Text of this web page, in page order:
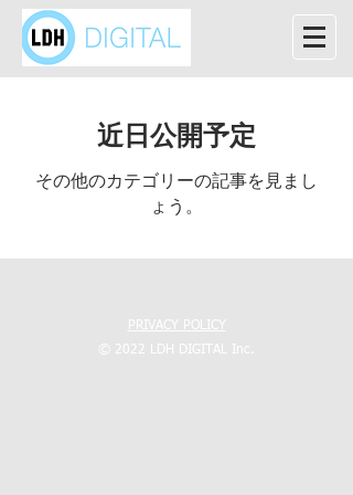
近日公開予定
その他のカテゴリーの記事を見まし
ょう。
PRIVACY POLICY
© 2022 LDH DIGITAL Inc.